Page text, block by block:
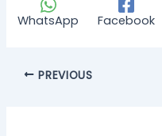
WhatsApp Facebook
PREVIOUS